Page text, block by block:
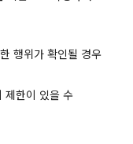
행위가 확인될 경우
제한이 있을 수